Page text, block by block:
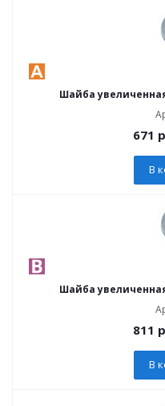
Шайба
671
В
Шайба
811
В